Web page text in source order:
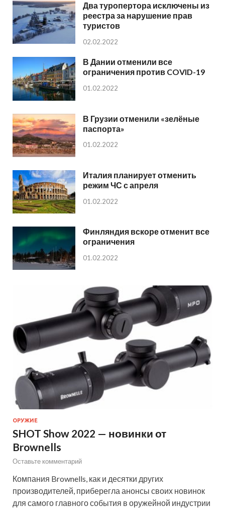
Два туропертора исключены из
реестра за нарушение прав
туристов
02.02.2022
В Дании отменили все
ограничения против COVID-19
01.02.2022
В Грузии отменили «зелёные
паспорта»
01.02.2022
Италия планирует отменить
режим ЧС с апреля
01.02.2022
Финляндия вскоре отменит все
ограничения
01.02.2022
ОРУЖИЕ
SHOT Show 2022 — новинки от
Brownells
Оставьте комментарий
Компания Brownells, как и десятки других
производителей, приберегла анонсы своих новинок
для самого главного события в оружейной индустрии